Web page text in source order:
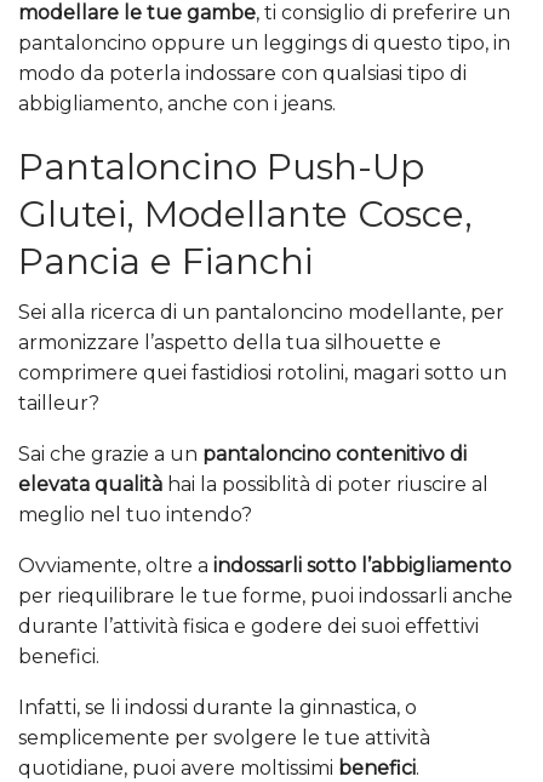
modellare le tue gambe, ti consiglio di preferire un
pantaloncino oppure un leggings di questo tipo, in
modo da poterla indossare con qualsiasi tipo di
abbigliamento, anche con i jeans.
Pantaloncino Push-Up
Glutei, Modellante Cosce,
Pancia e Fianchi
Sei alla ricerca di un pantaloncino modellante, per
armonizzare l’aspetto della tua silhouette e
comprimere quei fastidiosi rotolini, magari sotto un
tailleur?
Sai che grazie a un pantaloncino contenitivo di
elevata qualità hai la possiblità di poter riuscire al
meglio nel tuo intendo?
Ovviamente, oltre a indossarli sotto l’abbigliamento
per riequilibrare le tue forme, puoi indossarli anche
durante l’attività fisica e godere dei suoi effettivi
benefici.
Infatti, se li indossi durante la ginnastica, o
semplicemente per svolgere le tue attività
quotidiane, puoi avere moltissimi benefici.